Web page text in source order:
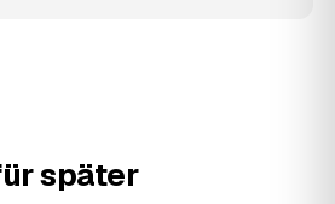
später